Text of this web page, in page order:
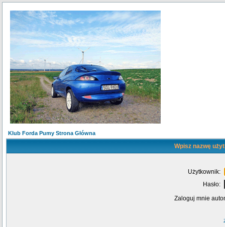
Klub Forda Pumy Strona Główna
Wpisz nazwę
Użytkownik:
Hasło:
Zaloguj mnie